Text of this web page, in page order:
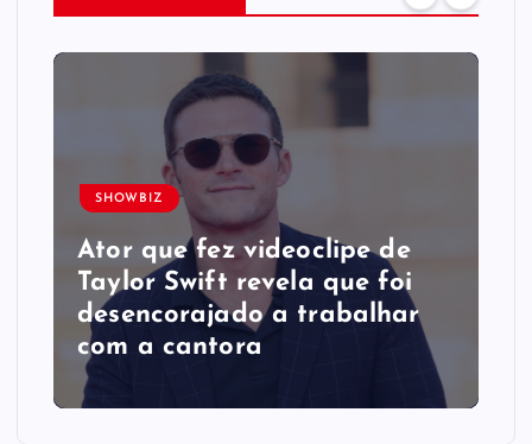
SHOWBIZ
Ator que fez videoclipe de
Taylor Swift revela que foi
desencorajado a trabalhar
com a cantora